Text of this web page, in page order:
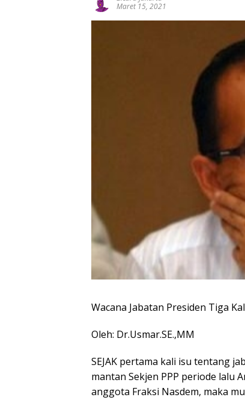
Maret 15, 2021
Wacana Jabatan Presiden Tiga
Oleh: Dr.Usmar.SE.,MM
SEJAK pertama kali isu tentang
mantan Sekjen PPP periode lalu
anggota Fraksi Nasdem, maka